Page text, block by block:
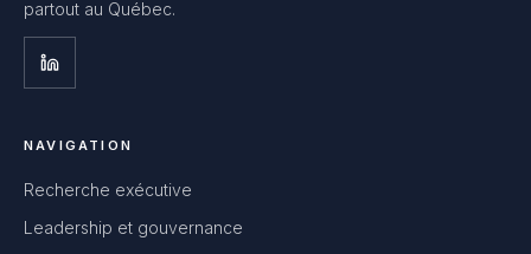
partout au Québec.
NAVIGATION
Recherche exécutive
Leadership et gouvernance